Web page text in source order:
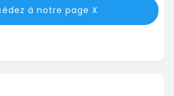
à notre page X